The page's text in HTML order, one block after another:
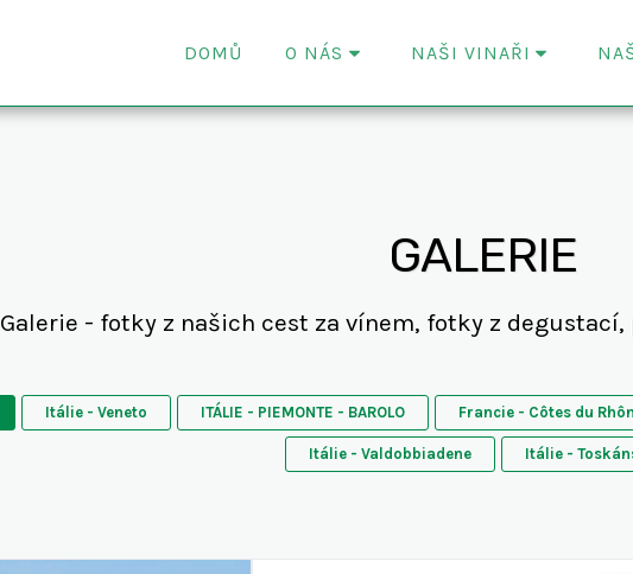
DOMŮ O NÁS NAŠI VINAŘI
GALERIE
Galerie - fotky z našich cest za vínem, fotky z
Itálie - Veneto ITÁLIE - PIEMONTE - BAROLO Francie - Côtes du
Itálie - Valdobbiadene Itálie -